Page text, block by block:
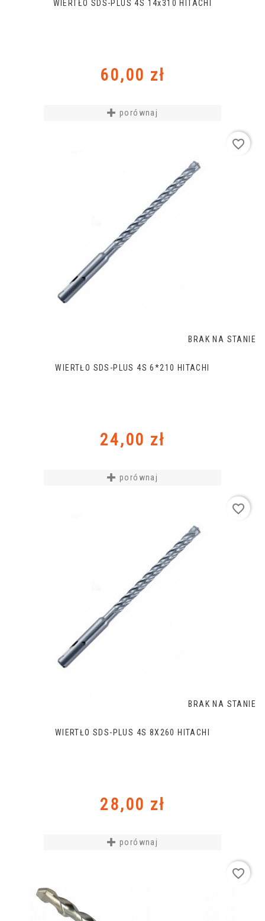
WIERTŁO SDS-PLUS 4S 14x310 HITACHI
Cena
60,00 zł
porównaj
BRAK NA STANIE
favorite_border
WIERTŁO SDS-PLUS 4S 6*210 HITACHI
Cena
24,00 zł
porównaj
BRAK NA STANIE
favorite_border
WIERTŁO SDS-PLUS 4S 8X260 HITACHI
Cena
28,00 zł
porównaj
favorite_border